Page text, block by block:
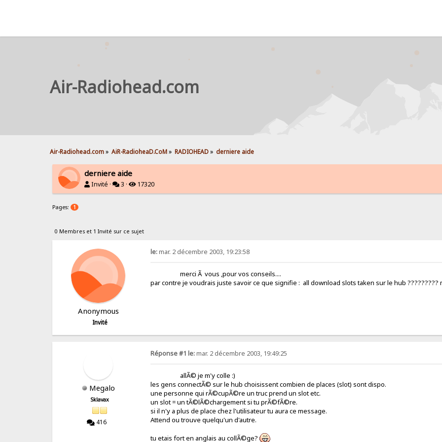
Air-Radiohead.com
Air-Radiohead.com» AiR-RadioheaD.CoM» RADIOHEAD» derniere aide
derniere aide
Invité · 3 · 17320
Pages: 1
0 Membres et 1 Invité sur ce sujet
Anonymous
Invité
le:mar. 2 décembre 2003, 19:23:58
merci Ã vous ,pour vos conseils....
par contre je voudrais juste savoir ce que signifie : all download slots taken sur le hub
Megalo
Sklavax
416
Réponse #1 le:mar. 2 décembre 2003, 19:49:25
allÃ© je m'y colle :)
les gens connectÃ© sur le hub choisissent combien de places (slot) sont dispo.
une personne qui rÃ©cupÃ©re un truc prend un slot etc.
un slot = un tÃ©lÃ©chargement si tu prÃ©fÃ©re.
si il n'y a plus de place chez l'utilisateur tu aura ce message.
Attend ou trouve quelqu'un d'autre.
tu etais fort en anglais au collÃ©ge?